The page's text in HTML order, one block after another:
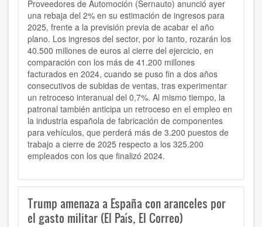
Proveedores de Automoción (Sernauto) anunció ayer
una rebaja del 2% en su estimación de ingresos para
2025, frente a la previsión previa de acabar el año
plano. Los ingresos del sector, por lo tanto, rozarán los
40.500 millones de euros al cierre del ejercicio, en
comparación con los más de 41.200 millones
facturados en 2024, cuando se puso fin a dos años
consecutivos de subidas de ventas, tras experimentar
un retroceso interanual del 0,7%. Al mismo tiempo, la
patronal también anticipa un retroceso en el empleo en
la industria española de fabricación de componentes
para vehículos, que perderá más de 3.200 puestos de
trabajo a cierre de 2025 respecto a los 325.200
empleados con los que finalizó 2024.
Trump amenaza a España con aranceles por
el gasto militar (El País, El Correo)